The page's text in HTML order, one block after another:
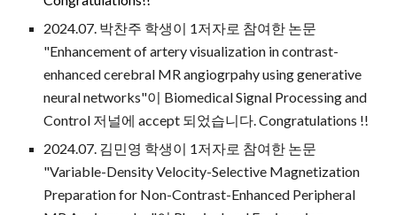
2024.07. 박찬주 학생이 1저자로 참여한 논문
"Enhancement of artery visualization in contrast-
enhanced cerebral MR angiogrpahy using generative
neural networks"이 BiomedicalSignal Processing and
Control 저널에 accept 되었습니다. Congratulations !!
2024.07. 김민영 학생이 1저자로 참여한 논문
"Variable-Density Velocity-Selective Magnetization
Preparation for Non-Contrast-Enhanced Peripheral